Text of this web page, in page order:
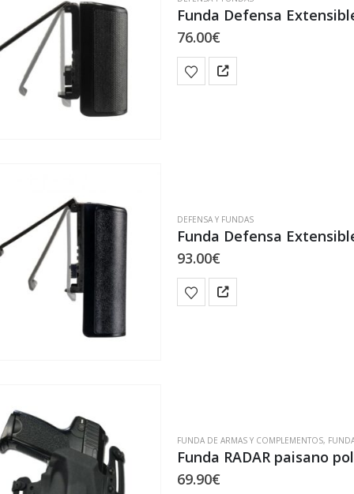
elegir
en
la
página
Funda Defensa
76.00€
DEFENSA Y FUNDAS
Funda Defensa
93.00€
FUNDA DE ARMAS Y COMPLEMENTOS,
69.90€